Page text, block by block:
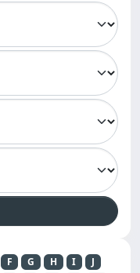
F G H I
J